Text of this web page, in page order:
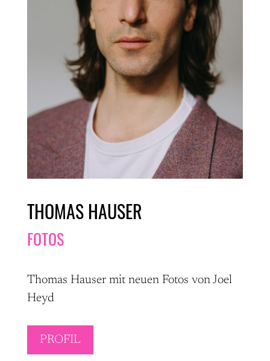
THOMAS HAUSER
FOTOS
Thomas Hauser mit neuen Fotos von Joel
Heyd
PROFIL